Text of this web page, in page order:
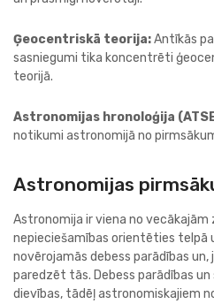
Ģeocentriskā teorija:Antīkās
sasniegumi tika koncentrēti
teorijā.
Astronomijas hronoloģija
notikumi astronomijā no
Astronomijas
Astronomija ir viena no vecākajām
nepieciešamības orientēties telpā
novērojamās debess parādības
paredzēt tās. Debess parādības
dievības, tādēļ astronomiskajiem